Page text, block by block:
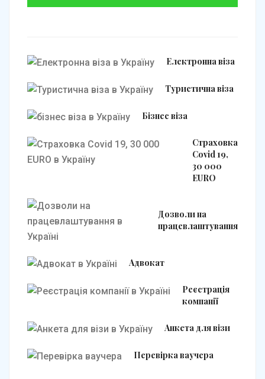
Електронна віза
Туристична віза
Бізнес віза
Страховка
Covid 19,
30 000
EURO
Дозволи на
працевлаштування
Адвокат
Реєстрація
компанії
Анкета для візи
Перевірка ваучера